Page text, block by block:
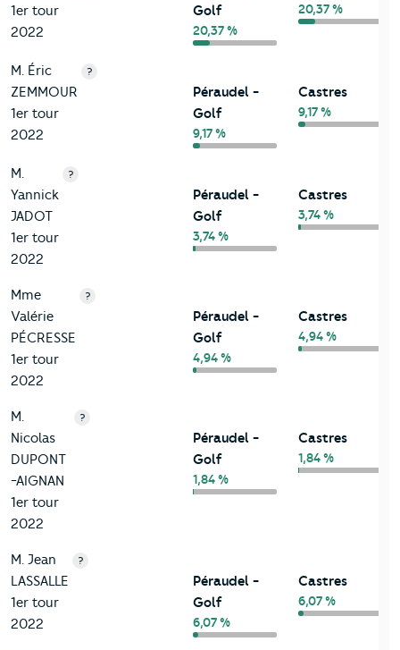
1er tour
2022
Golf
20,37 %
20,37 %
M. Éric
ZEMMOUR
1er tour
2022
?
Péraudel -
Golf
9,17 %
Castres
9,17 %
M.
Yannick
JADOT
1er tour
2022
?
Péraudel -
Golf
3,74 %
Castres
3,74 %
Mme
Valérie
PÉCRESSE
1er tour
2022
?
Péraudel -
Golf
4,94 %
Castres
4,94 %
M.
Nicolas
DUPONT
-AIGNAN
1er tour
2022
?
Péraudel -
Golf
1,84 %
Castres
1,84 %
M. Jean
LASSALLE
1er tour
2022
?
Péraudel -
Golf
6,07 %
Castres
6,07 %